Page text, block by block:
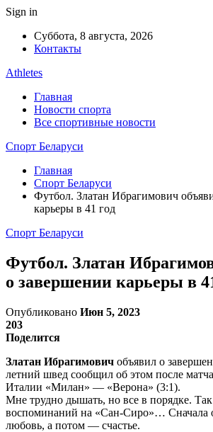
Sign in
Суббота, 8 августа, 2026
Контакты
Athletes
Главная
Новости спорта
Все спортивные новости
Спорт Беларуси
Главная
Спорт Беларуси
Футбол. Златан Ибрагимович
карьеры в 41 год
Спорт Беларуси
Футбол. Златан
о завершении карьеры в
Опубликовано Июн 5, 2023
203
Поделится
Златан Ибрагимович объявил о
летний швед сообщил об этом после
Италии «Милан» — «Верона» (3:1).
Мне трудно дышать, но все в порядке.
воспоминаний на «Сан-Сиро»… Сначала
любовь, а потом — счастье.